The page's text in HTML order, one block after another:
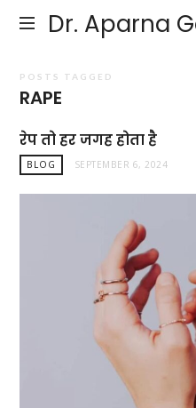
Dr. Aparna
POSTS TAGGED
RAPE
रेप तो हर जगह होता है
BLOG SEPTEMBER 6, 2024